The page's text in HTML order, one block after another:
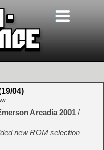
04)
Arcadia 2001 /
new ROM selection